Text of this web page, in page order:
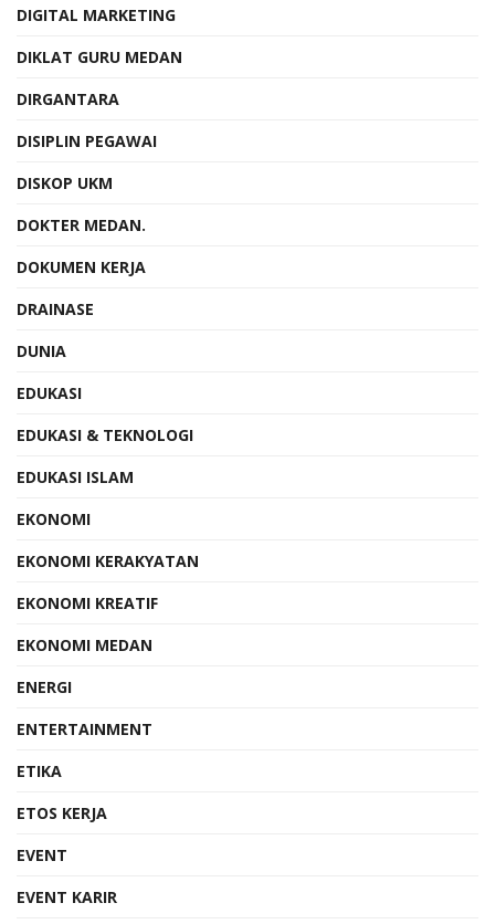
DIGITAL MARKETING
DIKLAT GURU MEDAN
DIRGANTARA
DISIPLIN PEGAWAI
DISKOP UKM
DOKTER MEDAN.
DOKUMEN KERJA
DRAINASE
DUNIA
EDUKASI
EDUKASI & TEKNOLOGI
EDUKASI ISLAM
EKONOMI
EKONOMI KERAKYATAN
EKONOMI KREATIF
EKONOMI MEDAN
ENERGI
ENTERTAINMENT
ETIKA
ETOS KERJA
EVENT
EVENT KARIR